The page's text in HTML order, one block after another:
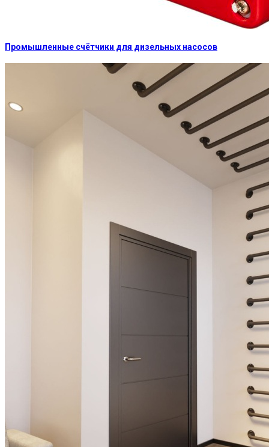
Промышленные счётчики для дизельных насосов